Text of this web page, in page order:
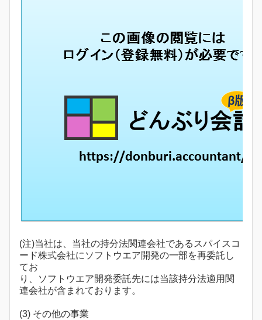
(注)当社は、当社の持分法関連会社であるスパイスコ
ード株式会社にソフトウエア開発の一部を再委託し
てお
り、ソフトウエア開発委託先には当該持分法適用関
連会社が含まれております。
(3) その他の事業